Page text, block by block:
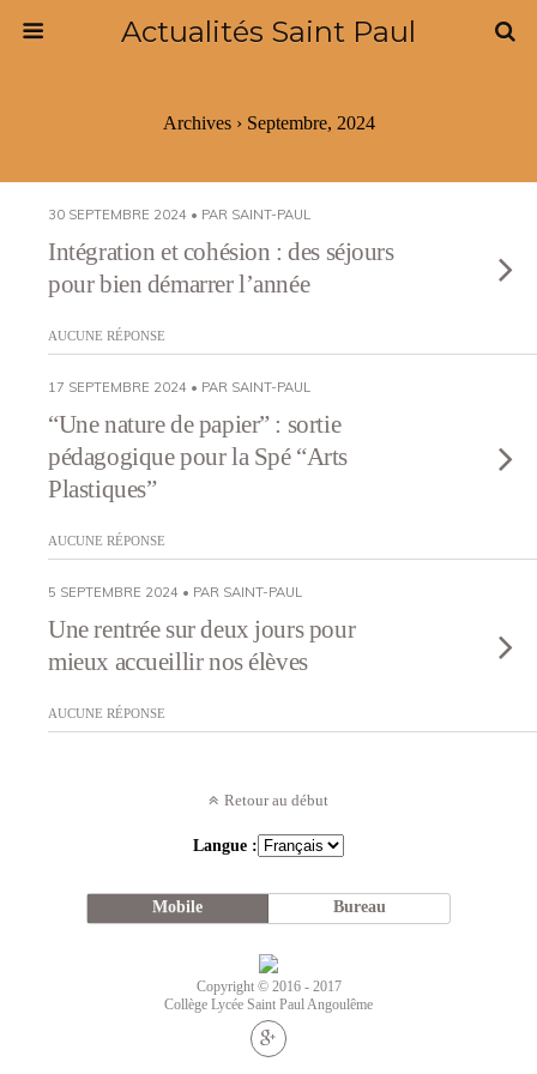
Actualités Saint Paul
Archives › Septembre, 2024
30 SEPTEMBRE 2024 • PAR SAINT-PAUL
Intégration et cohésion : des séjours
pour bien démarrer l’année
AUCUNE RÉPONSE
17 SEPTEMBRE 2024 • PAR SAINT-PAUL
“Une nature de papier” : sortie
pédagogique pour la Spé “Arts
Plastiques”
AUCUNE RÉPONSE
5 SEPTEMBRE 2024 • PAR SAINT-PAUL
Une rentrée sur deux jours pour
mieux accueillir nos élèves
AUCUNE RÉPONSE
Retour au début
Langue :
Mobile Bureau
Copyright © 2016 - 2017
Collège Lycée Saint Paul Angoulême